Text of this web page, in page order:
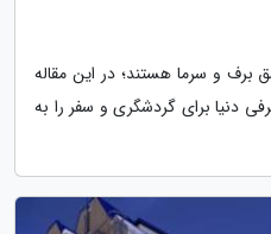
برف و سرما هستند؛ در این مقاله
دنیا برای گردشگری و سفر را به